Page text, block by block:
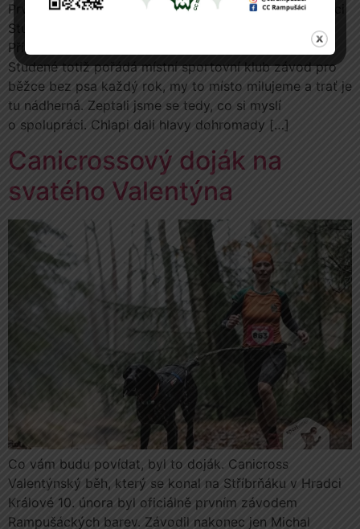
První závod pod taktovkou Rampušáků se konal v obci
Studené tady u nás v Orlických horách 7. 9. 2024.
Přípravy, ale v podstatě začaly již o rok dříve. V obci
Studené totiž pořádá místní sportovní klub závod pro
běžce bez psa každý rok, my to místo milujeme a trať je
tu nádherná. Zeptali jsme se tedy, co si myslí
o spolupráci. Chlapi dali hlavy dohromady […]
Canicrossový doják na
svatého Valentýna
Co vám budu povídat, byl to doják. Canicross
Valentýnský běh, který se konal na Stříbrňáku v Hradci
Králové 10. února byl oficiálně prvním závodem
Rampušáckých barev. Závodil nakonec jen Michal